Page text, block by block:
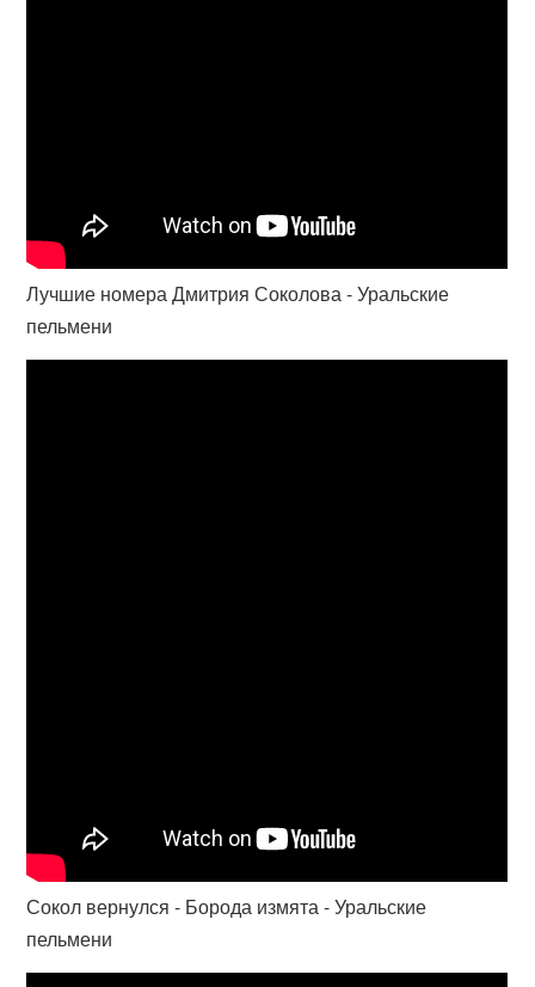
Лучшие номера Дмитрия Соколова - Уральские
пельмени
Сокол вернулся - Борода измята - Уральские
пельмени